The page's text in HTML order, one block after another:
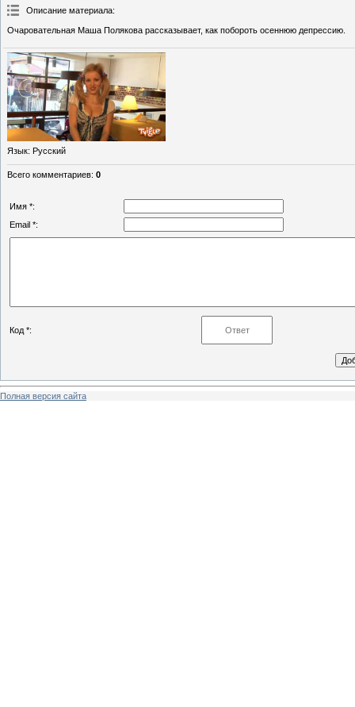
Описание материала:
Очаровательная Маша Полякова рассказывает, как побороть осеннюю депрессию.
Язык: Русский
Всего комментариев: 0
Имя *:
Email *:
Код *:
Полная версия сайта